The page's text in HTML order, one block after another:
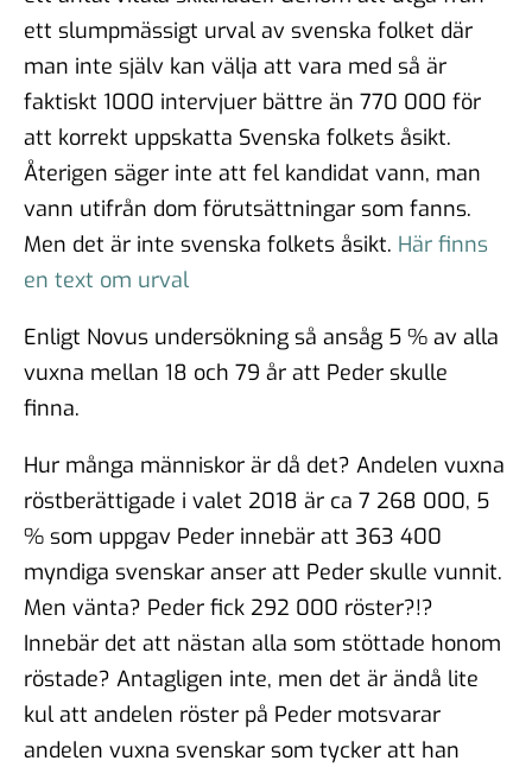
ett slumpmässigt urval av svenska folket där
man inte själv kan välja att vara med så är
faktiskt 1000 intervjuer bättre än 770 000 för
att korrekt uppskatta Svenska folkets åsikt.
Återigen säger inte att fel kandidat vann, man
vann utifrån dom förutsättningar som fanns.
Men det är inte svenska folkets åsikt. Här finns
en text om urval
Enligt Novus undersökning så ansåg 5 % av alla
vuxna mellan 18 och 79 år att Peder skulle
finna.
Hur många människor är då det? Andelen vuxna
röstberättigade i valet 2018 är ca 7 268 000, 5
% som uppgav Peder innebär att 363 400
myndiga svenskar anser att Peder skulle vunnit.
Men vänta? Peder fick 292 000 röster?!?
Innebär det att nästan alla som stöttade honom
röstade? Antagligen inte, men det är ändå lite
kul att andelen röster på Peder motsvarar
andelen vuxna svenskar som tycker att han